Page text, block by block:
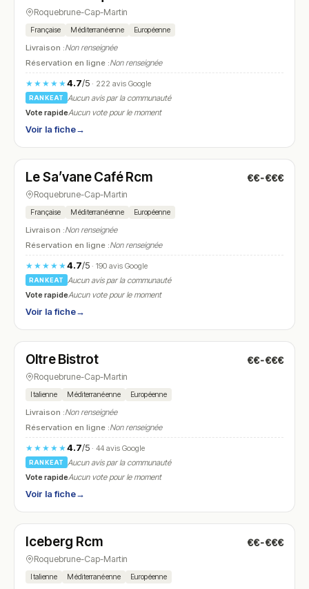
Roquebrune-Cap-Martin
Française Méditerranéenne Européenne
Livraison :Non renseignée
Réservation en ligne :Non renseignée
★★★★★4.7/5· 222 avis Google
RANKEAT
Aucun avis par la communauté
Vote rapideAucun vote pour le moment
Voir la fiche→
N° 11
Le Sa’vane Café Rcm €€-€€€
Roquebrune-Cap-Martin
Française Méditerranéenne Européenne
Livraison :Non renseignée
Réservation en ligne :Non renseignée
★★★★★4.7/5· 190 avis Google
RANKEAT
Aucun avis par la communauté
Vote rapideAucun vote pour le moment
Voir la fiche→
N° 12
Oltre Bistrot €€-€€€
Roquebrune-Cap-Martin
Italienne Méditerranéenne Européenne
Livraison :Non renseignée
Réservation en ligne :Non renseignée
★★★★★4.7/5· 44 avis Google
RANKEAT
Aucun avis par la communauté
Vote rapideAucun vote pour le moment
Voir la fiche→
N° 13
Iceberg Rcm €€-€€€
Roquebrune-Cap-Martin
Italienne Méditerranéenne Européenne